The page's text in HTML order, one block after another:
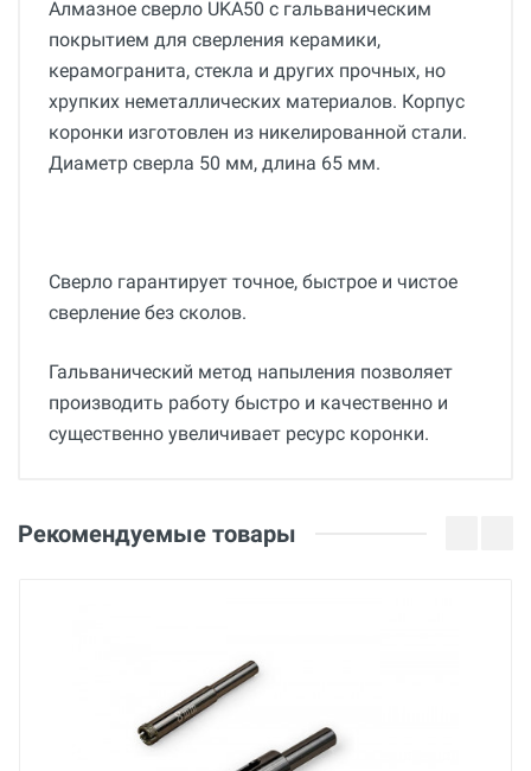
Алмазное сверло UKA50 с гальваническим
покрытием для сверления керамики,
керамогранита, стекла и других прочных, но
хрупких неметаллических материалов. Корпус
коронки изготовлен из никелированной стали.
Диаметр сверла 50 мм, длина 65 мм.
Сверло гарантирует точное, быстрое и чистое
сверление без сколов.
Гальванический метод напыления позволяет
производить работу быстро и качественно и
существенно увеличивает ресурс коронки.
Китай
Оценка
Рекомендуемые товары